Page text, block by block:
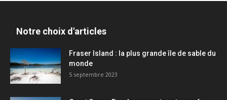
Notre choix d'articles
Fraser Island : la plus grande île de sable du
monde
5 septembre 2023